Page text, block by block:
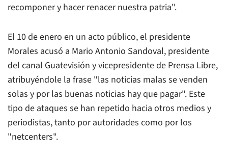
recomponer y hacer renacer nuestra patria".
El 10 de enero en un acto público, el presidente
Morales acusó a Mario Antonio Sandoval, presidente
del canal Guatevisión y vicepresidente de Prensa Libre,
atribuyéndole la frase "las noticias malas se venden
solas y por las buenas noticias hay que pagar". Este
tipo de ataques se han repetido hacia otros medios y
periodistas, tanto por autoridades como por los
"netcenters".